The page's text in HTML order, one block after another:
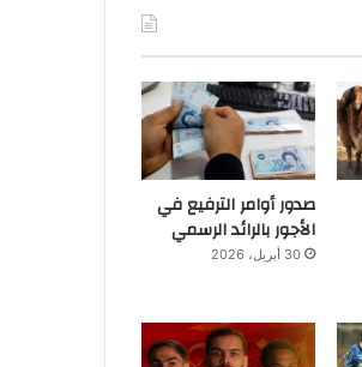
صدور أوامر الترفيع في
الأجور بالرائد الرسمي
30 أبريل، 2026